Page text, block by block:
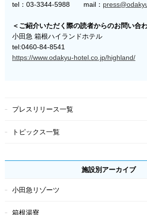
tel：03-3344-5988 mail：
＜ご紹介いただく際の読者からのお問い合
小田急 箱根ハイランドホテル
tel:0460-84-8541
https://www.odakyu-hotel.co.jp/highland/
プレスリリース一覧
トピックス一覧
施設別アーカイブ
小田急リゾーツ
箱根湯寮